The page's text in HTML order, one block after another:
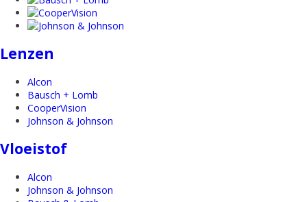
Lenzen
Alcon
Bausch + Lomb
CooperVision
Johnson & Johnson
Vloeistof
Alcon
Johnson & Johnson